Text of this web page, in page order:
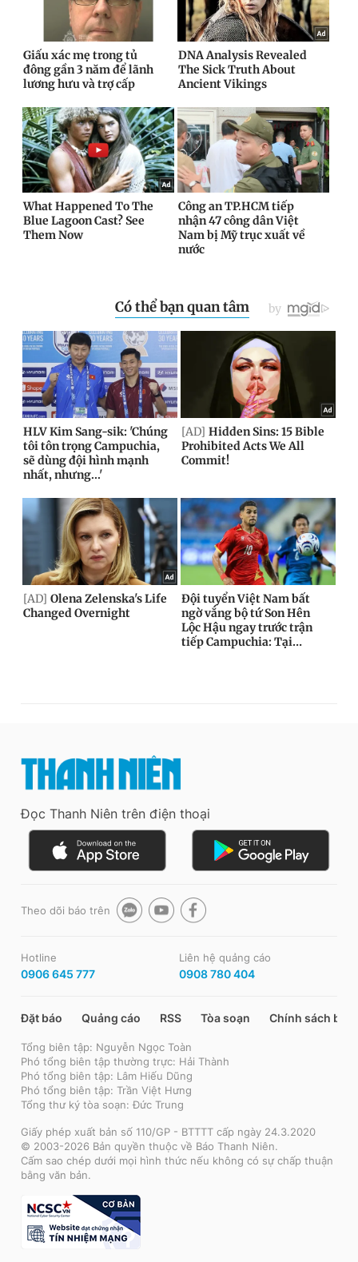
Đọc Thanh Niên trên điện thoại
Theo dõi báo trên
Hotline
0906 645 777
Liên hệ quảng cáo
0908 780 404
Đặt báo Quảng cáo RSS Tòa soạn Chính sách bảo
Tổng biên tập: Nguyễn Ngọc Toàn
Phó tổng biên tập thường trực: Hải Thành
Phó tổng biên tập: Lâm Hiếu Dũng
Phó tổng biên tập: Trần Việt Hưng
Tổng thư ký tòa soạn: Đức Trung
Giấy phép xuất bản số 110/GP - BTTTT cấp ngày 24.3.2020
© 2003-2026 Bản quyền thuộc về Báo Thanh Niên.
Cấm sao chép dưới mọi hình thức nếu không có sự chấp thuận
bằng văn bản.